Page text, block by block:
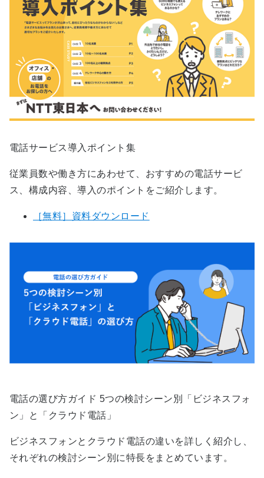
電話サービス導入ポイント集
従業員数や働き方にあわせて、おすすめの電話サービ
ス、構成内容、導入のポイントをご紹介します。
［無料］資料ダウンロード
電話の選び方ガイド 5つの検討シーン別「ビジネスフォ
ン」と「クラウド電話」
ビジネスフォンとクラウド電話の違いを​詳しく紹介し、
それぞれの検討シーン別に特長をまとめています。​